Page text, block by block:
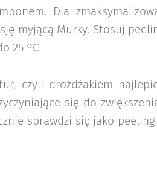
Dla
myjącą Murky. Stosuj
25 ºC
czyli drożdżakiem
się do
sprawdzi się jako